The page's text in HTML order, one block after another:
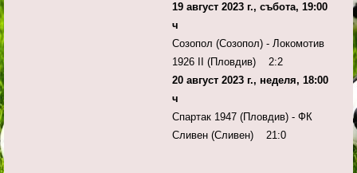
19 август 2023 г., събота, 19:00
ч
Созопол (Созопол) - Локомотив
1926 II (Пловдив) 2:2
20 август 2023 г., неделя, 18:00
ч
Спартак 1947 (Пловдив) - ФК
Сливен (Сливен) 21:0